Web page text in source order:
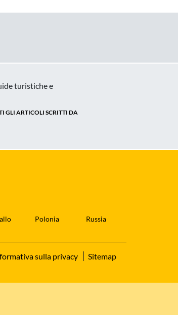
turistiche e
GLI ARTICOLI SCRITTI DA
Polonia Russia
sulla privacy Sitemap